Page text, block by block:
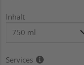
Inhalt
Services